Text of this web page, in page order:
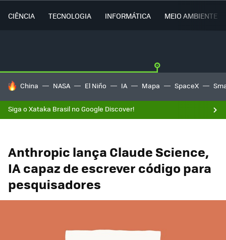
CIÊNCIA TECNOLOGIA INFORMÁTICA MEIO AMBIENTE
TENDÊNCIAS DO DIA
China NASA El Niño IA Mapa SpaceX
Siga o Xataka Brasil no Google Discover!
Anthropic lança Claude Science,
IA capaz de escrever código para
pesquisadores